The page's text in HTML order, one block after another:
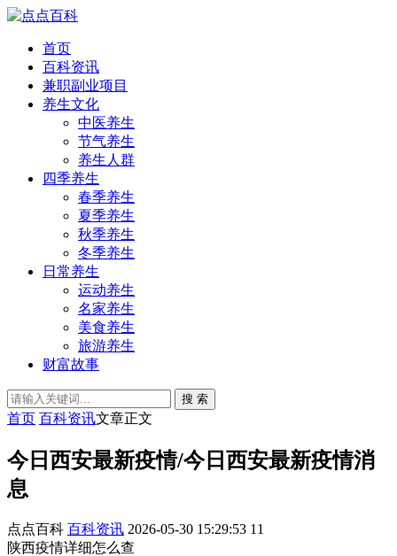
首页
百科资讯
兼职副业项目
养生文化
中医养生
节气养生
养生人群
四季养生
春季养生
夏季养生
秋季养生
冬季养生
日常养生
运动养生
名家养生
美食养生
旅游养生
财富故事
搜 索
首页 百科资讯文章正文
今日西安最新疫情/今日西安最新疫情消
息
点点百科 百科资讯 2026-05-30 15:29:53 11
陕西疫情详细怎么查